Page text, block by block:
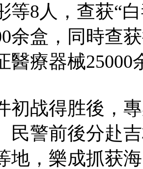
等8人，查获“
余盒，同時查
醫療器械25000
初战得胜後，
民警前後分赴
地，樂成抓获